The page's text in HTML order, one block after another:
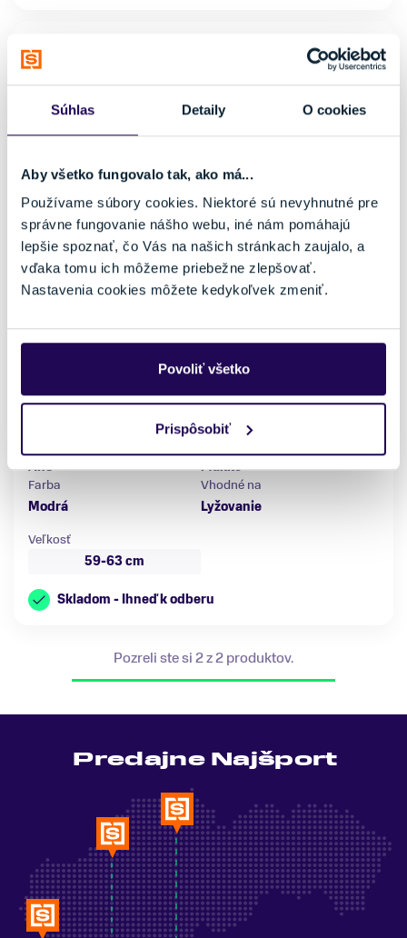
Súhlas Detaily O cookies
Aby všetko fungovalo tak, ako má...
Používame súbory cookies. Niektoré sú nevyhnutné pre
správne fungovanie nášho webu, iné nám pomáhajú
lepšie spoznať, čo Vás na našich stránkach zaujalo, a
vďaka tomu ich môžeme priebežne zlepšovať.
Nastavenia cookies môžete kedykoľvek zmeniť.
Povoliť všetko
Prispôsobiť
Matt
-50 %
51,99 €
26,00 €
Pohlavie
Vetranie
Áno
Áno
Mäkké
Farba
Modrá
Vhodné na
Lyžovanie
Veľkosť
59-63 cm
Skladom - Ihneď k odberu
Pozreli ste si 2 z 2 produktov.
Predajne Najšport